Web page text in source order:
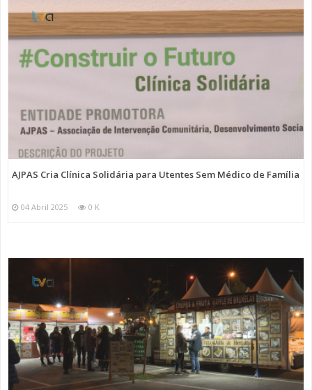
AJPAS Cria Clínica Solidária para Utentes Sem Médico de Família
04 Abril 2025 0 K